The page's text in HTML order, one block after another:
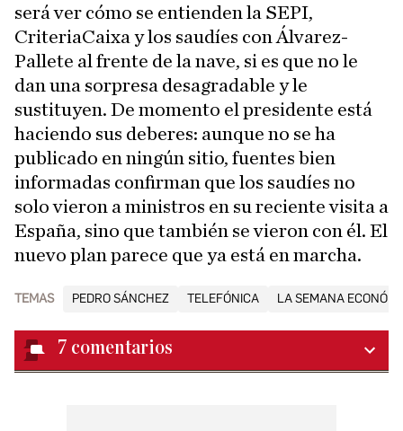
será ver cómo se entienden la SEPI,
CriteriaCaixa y los saudíes con Álvarez-
Pallete al frente de la nave, si es que no le
dan una sorpresa desagradable y le
sustituyen. De momento el presidente está
haciendo sus deberes: aunque no se ha
publicado en ningún sitio, fuentes bien
informadas confirman que los saudíes no
solo vieron a ministros en su reciente visita a
España, sino que también se vieron con él. El
nuevo plan parece que ya está en marcha.
TEMAS PEDRO SÁNCHEZ TELEFÓNICA LA SEMANA
7 comentarios